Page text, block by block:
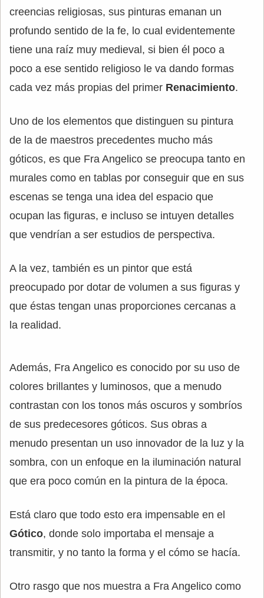
creencias religiosas, sus pinturas emanan un
profundo sentido de la fe, lo cual evidentemente
tiene una raíz muy medieval, si bien él poco a
poco a ese sentido religioso le va dando formas
cada vez más propias del primer Renacimiento.
Uno de los elementos que distinguen su pintura
de la de maestros precedentes mucho más
góticos, es que Fra Angelico se preocupa tanto en
murales como en tablas por conseguir que en sus
escenas se tenga una idea del espacio que
ocupan las figuras, e incluso se intuyen detalles
que vendrían a ser estudios de perspectiva.
A la vez, también es un pintor que está
preocupado por dotar de volumen a sus figuras y
que éstas tengan unas proporciones cercanas a
la realidad.
Además, Fra Angelico es conocido por su uso de
colores brillantes y luminosos, que a menudo
contrastan con los tonos más oscuros y sombríos
de sus predecesores góticos. Sus obras a
menudo presentan un uso innovador de la luz y la
sombra, con un enfoque en la iluminación natural
que era poco común en la pintura de la época.
Está claro que todo esto era impensable en el
Gótico, donde solo importaba el mensaje a
transmitir, y no tanto la forma y el cómo se hacía.
Otro rasgo que nos muestra a Fra Angelico como